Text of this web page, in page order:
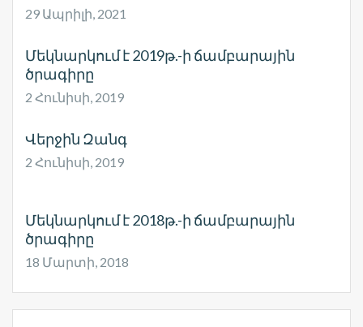
29 Ապրիլի, 2021
Մեկնարկում է 2019թ.-ի ճամբարային
ծրագիրը
2 Հունիսի, 2019
Վերջին Զանգ
2 Հունիսի, 2019
Մեկնարկում է 2018թ.-ի ճամբարային
ծրագիրը
18 Մարտի, 2018